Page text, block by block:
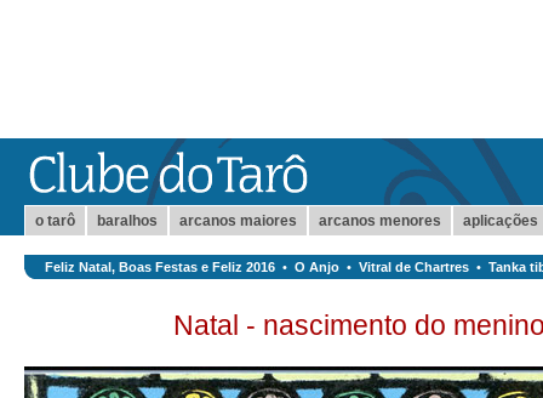
o tarô baralhos arcanos maiores arcanos menores aplicações
Feliz Natal, Boas Festas e Feliz 2016 • O Anjo • Vitral de Chartres • Tanka
Natal - nascimento do